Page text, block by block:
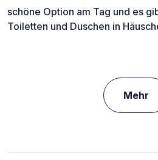
schöne Option am Tag und es
Toiletten und Duschen in
Mehr